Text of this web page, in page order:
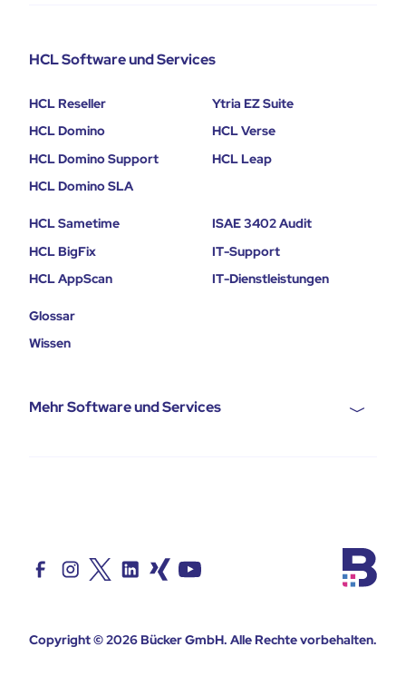
HCL Software und Services
HCL Reseller
HCL Domino
HCL Domino Support
HCL Domino SLA
Ytria EZ Suite
HCL Verse
HCL Leap
HCL Sametime
HCL BigFix
HCL AppScan
ISAE 3402 Audit
IT-Support
IT-Dienstleistungen
Glossar
Wissen
Mehr Software und Services
Copyright © 2026Bücker GmbH. Alle Rechte vorbehalten.